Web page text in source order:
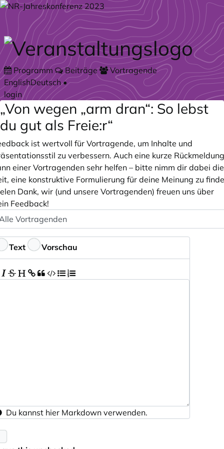
Zum Hauptteil springen
Programm Beiträge
Vortragende
EnglishDeutsch•
login
„Von wegen „arm dran“: So lebst
du gut als Freie:r“
ist wertvoll für Vortragende, um Inhalte und
zu verbessern. Auch eine kurze Rückmeldung
einer Vortragenden sehr helfen – bitte nimm dir dabei die
eine konstruktive Formulierung für deine Meinung zu
Dank, wir (und unsere Vortragenden) freuen uns über
Feedback!
Text Vorschau
Du kannst hier Markdown verwenden.